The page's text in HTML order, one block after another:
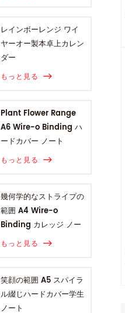
レインボーレンジ ワイ
ヤーオー製本卓上カレン
ダー
もっと見る
Plant Flower Range
A6 Wire-o Binding ハ
ードカバー ノート
もっと見る
幾何学的なストライプの
範囲 A4 Wire-o
Binding カレッジ ノー
ト
もっと見る
笑顔の範囲 A5 スパイラ
ル綴じハードカバー学生
ノート